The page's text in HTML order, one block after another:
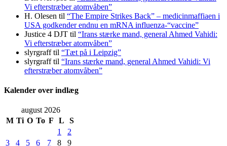
Vi efterstræber atomvåben”
H. Olesen til “The Empire Strikes Back” – medicinmaffiaen i
USA godkender endnu en mRNA influenza-“vaccine”
Justice 4 DJT til “Irans stærke mand, general Ahmed Vahidi:
Vi efterstræber atomvåben”
slyrgrafftil “Tæt på i Leipzig”
slyrgrafftil “Irans stærke mand, general Ahmed Vahidi: Vi
efterstræber atomvåben”
Kalender over indlæg
august 2026
M Ti O To F L
S
1
2
3
4 5 6 7 8
9